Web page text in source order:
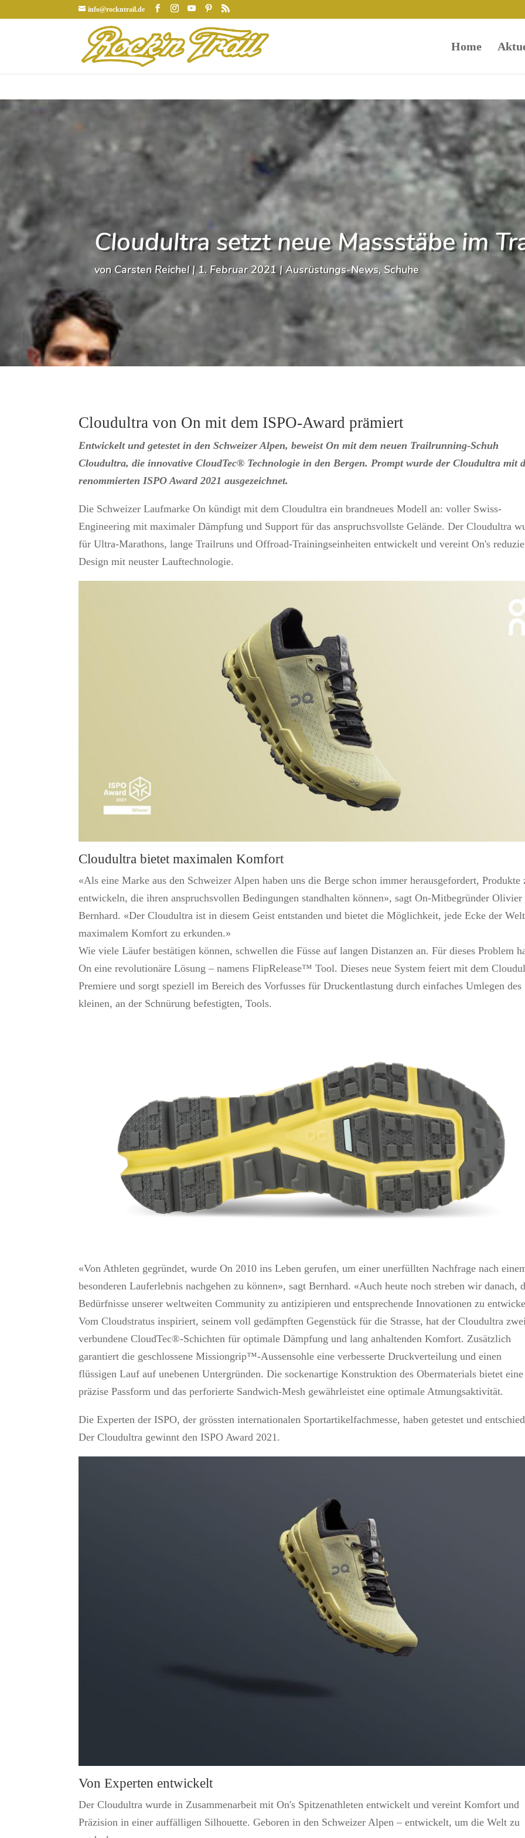
info@rockntrail.de
Home
Cloudultra setzt neue Massstäbe im
von Carsten Reichel|1. Februar 2021|Ausrüstungs-News,Schuhe
Cloudultra von On mit dem ISPO-Award prämiert
Entwickelt und getestet in den Schweizer Alpen, beweist On mit dem neuen Trailrunning-Schuh
Cloudultra, die innovative CloudTec® Technologie in den Bergen. Prompt wurde der Cloudultra mit
renommierten ISPO Award 2021 ausgezeichnet.
Die Schweizer Laufmarke On kündigt mit dem Cloudultra ein brandneues Modell an: voller Swiss-
Engineering mit maximaler Dämpfung und Support für das anspruchsvollste Gelände. Der Cloudultra
für Ultra-Marathons, lange Trailruns und Offroad-Trainingseinheiten entwickelt und vereint On's
Design mit neuster Lauftechnologie.
Cloudultra bietet maximalen Komfort
«Als eine Marke aus den Schweizer Alpen haben uns die Berge schon immer herausgefordert, Produkte
entwickeln, die ihren anspruchsvollen Bedingungen standhalten können», sagt On-Mitbegründer Olivier
Bernhard. «Der Cloudultra ist in diesem Geist entstanden und bietet die Möglichkeit, jede Ecke der
maximalem Komfort zu erkunden.»
Wie viele Läufer bestätigen können, schwellen die Füsse auf langen Distanzen an. Für dieses Problem
On eine revolutionäre Lösung – namens FlipRelease™ Tool. Dieses neue System feiert mit dem
Premiere und sorgt speziell im Bereich des Vorfusses für Druckentlastung durch einfaches Umlegen des
kleinen, an der Schnürung befestigten, Tools.
«Von Athleten gegründet, wurde On 2010 ins Leben gerufen, um einer unerfüllten Nachfrage nach
besonderen Lauferlebnis nachgehen zu können», sagt Bernhard. «Auch heute noch streben wir danach,
Bedürfnisse unserer weltweiten Community zu antizipieren und entsprechende Innovationen zu
Vom Cloudstratus inspiriert, seinem voll gedämpften Gegenstück für die Strasse, hat der Cloudultra
verbundene CloudTec®-Schichten für optimale Dämpfung und lang anhaltenden Komfort. Zusätzlich
garantiert die geschlossene Missiongrip™-Aussensohle eine verbesserte Druckverteilung und einen
flüssigen Lauf auf unebenen Untergründen. Die sockenartige Konstruktion des Obermaterials bietet eine
präzise Passform und das perforierte Sandwich-Mesh gewährleistet eine optimale Atmungsaktivität.
Die Experten der ISPO, der grössten internationalen Sportartikelfachmesse, haben getestet und
Der Cloudultra gewinnt den ISPO Award 2021.
Von Experten entwickelt
Der Cloudultra wurde in Zusammenarbeit mit On's Spitzenathleten entwickelt und vereint Komfort und
Präzision in einer auffälligen Silhouette. Geboren in den Schweizer Alpen – entwickelt, um die Welt zu